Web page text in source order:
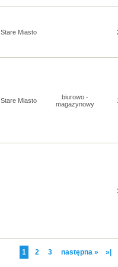
Stare Miasto
Stare Miasto
biurowo -
magazynowy
1 2 3 następna » »|